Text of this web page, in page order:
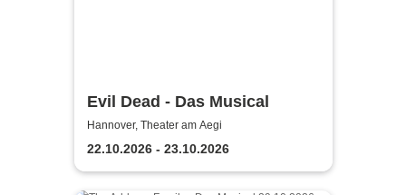
Evil Dead - Das Musical
Hannover, Theater am Aegi
22.10.2026 - 23.10.2026